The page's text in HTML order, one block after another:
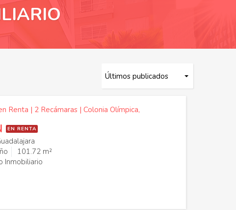
Renta | 2 Recámaras | Colonia Olímpica,
EN RENTA
101.72 m²
Inmobiliario